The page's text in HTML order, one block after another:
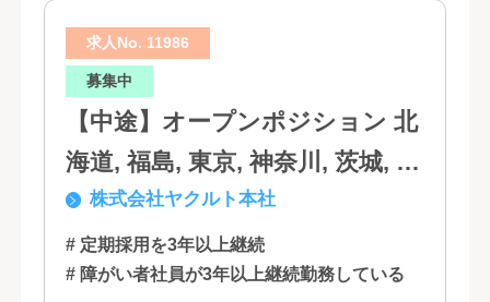
求人No. 11986
募集中
【中途】オープンポジション 北
海道, 福島, 東京, 神奈川, 茨城, 静
岡, 大阪, 兵庫, 福岡, 佐賀
株式会社ヤクルト本社
# 定期採用を3年以上継続
# 障がい者社員が3年以上継続勤務している